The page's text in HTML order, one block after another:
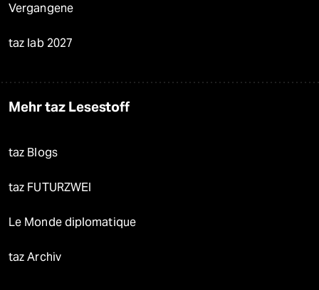
Vergangene
taz lab 2027
Mehr taz Lesestoff
taz Blogs
taz FUTURZWEI
Le Monde diplomatique
taz Archiv